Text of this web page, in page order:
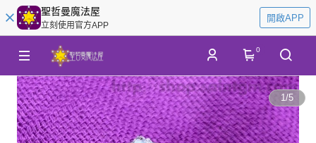
聖哲曼魔法屋
立刻使用官方APP
開啟APP
0
1/5